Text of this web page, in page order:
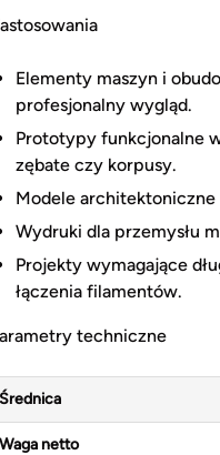
Elementy maszyn i
profesjonalny wygląd.
Prototypy funkcjonalne
zębate czy korpusy.
Modele
Wydruki dla przemysłu
Projekty wymagające
łączenia filamentów.
techniczne
Średnica
Waga netto